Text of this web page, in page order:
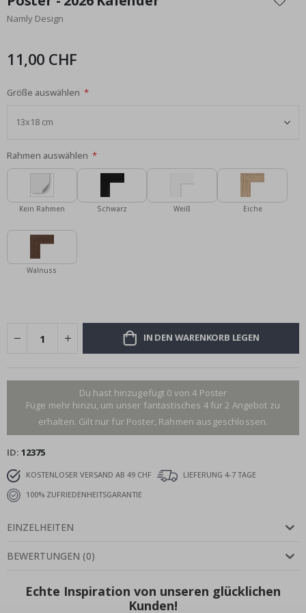
der
Bildgalerie
Namly Design
11,00 CHF
Größe auswählen
Rahmen auswählen
Kein Rahmen Schwarz Weiß Eiche
Walnuss
IN DEN WARENKORB LEGEN
Du hast hinzugefügt 0 von 4 Poster
Füge mehr hinzu, um unser fantastisches 4 für 2 Angebot zu
erhalten. Gilt nur für Poster, Rahmen ausgeschlossen.
ID 12375
KOSTENLOSER VERSAND AB 49 CHF
LIEFERUNG 4-7 TAGE
100% ZUFRIEDENHEITSGARANTIE
EINZELHEITEN
BEWERTUNGEN (0)
Echte Inspiration von unseren glücklichen
Kunden!